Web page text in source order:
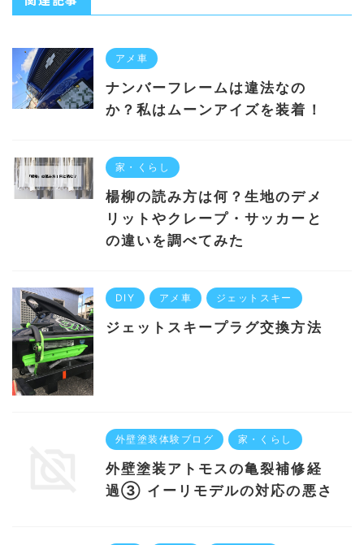
アメ車
ナンバーフレームは違法なの
か？私はムーンアイズを装着！
家・くらし
楊柳の読み方は何？生地のデメ
リットやクレープ・サッカーと
の違いを調べてみた
DIY アメ車 ジェットスキー
ジェットスキープラグ交換方法
外壁塗装体験ブログ 家・くらし
外壁塗装アトモスの亀裂補修経
過③ イーリモデルの対応の悪さ